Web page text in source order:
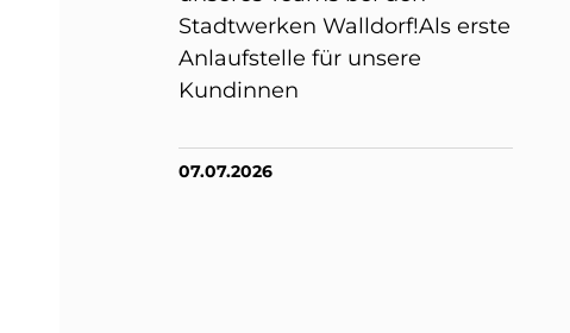
Stadtwerken Walldorf!Als erste
Anlaufstelle für unsere
Kundinnen
07.07.2026